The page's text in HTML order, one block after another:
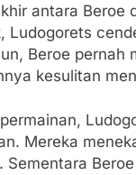
antara Beroe
Ludogorets
Beroe pernah
kesulitan
Mereka